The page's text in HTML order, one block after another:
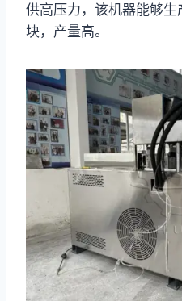
供高压力，该机器能够
块，产量高。